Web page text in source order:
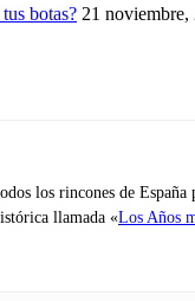
botas? 21 noviembre,
los rincones de
llamada «Los Años